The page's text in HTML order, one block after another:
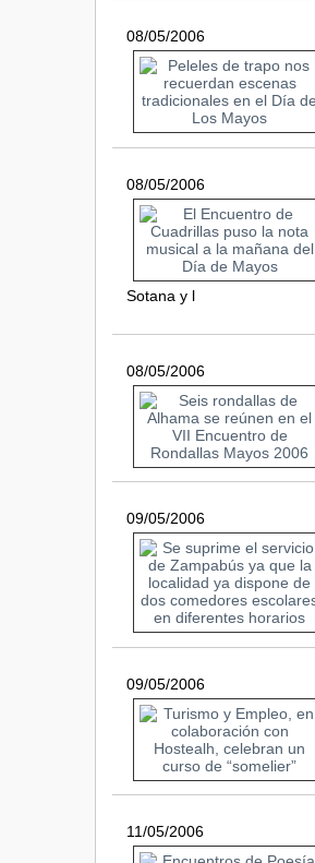
08/05/2006
08/05/2006
Sotana y l
08/05/2006
09/05/2006
09/05/2006
11/05/2006